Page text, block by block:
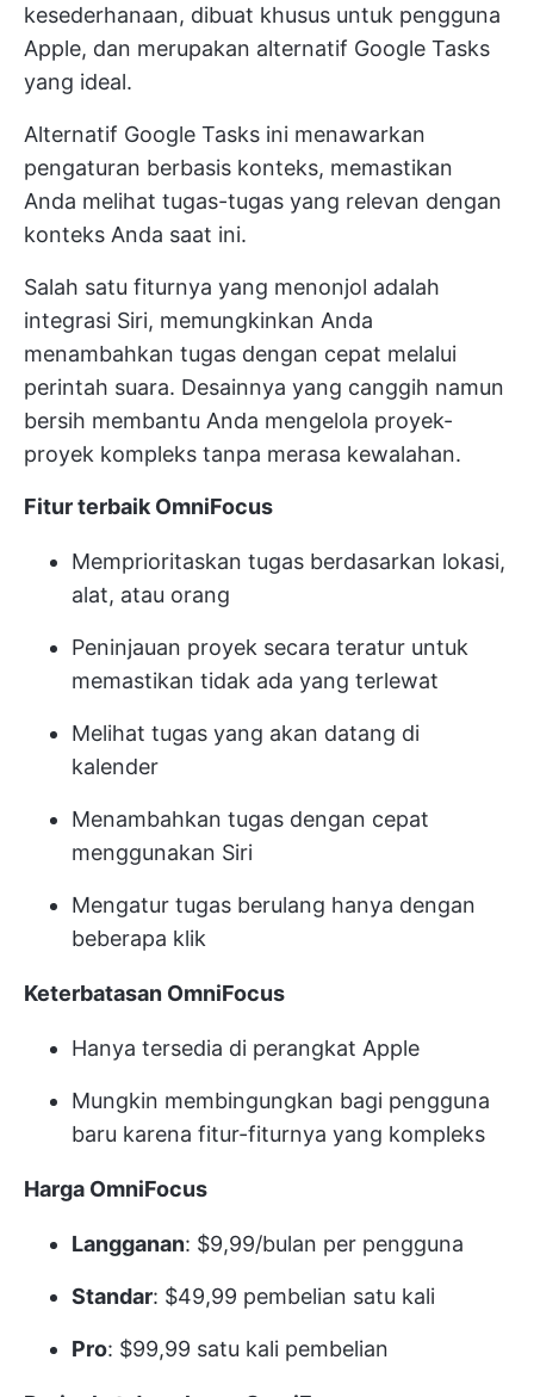
kesederhanaan, dibuat khusus untuk pengguna
Apple, dan merupakan alternatif Google Tasks
yang ideal.
Alternatif Google Tasks ini menawarkan
pengaturan berbasis konteks, memastikan
Anda melihat tugas-tugas yang relevan dengan
konteks Anda saat ini.
Salah satu fiturnya yang menonjol adalah
integrasi Siri, memungkinkan Anda
menambahkan tugas dengan cepat melalui
perintah suara. Desainnya yang canggih namun
bersih membantu Anda mengelola proyek-
proyek kompleks tanpa merasa kewalahan.
Fitur terbaik OmniFocus
Memprioritaskan tugas berdasarkan lokasi,
alat, atau orang
Peninjauan proyek secara teratur untuk
memastikan tidak ada yang terlewat
Melihat tugas yang akan datang di
kalender
Menambahkan tugas dengan cepat
menggunakan Siri
Mengatur tugas berulang hanya dengan
beberapa klik
Keterbatasan OmniFocus
Hanya tersedia di perangkat Apple
Mungkin membingungkan bagi pengguna
baru karena fitur-fiturnya yang kompleks
Harga OmniFocus
Langganan: $9,99/bulan per pengguna
Standar: $49,99 pembelian satu kali
Pro: $99,99 satu kali pembelian